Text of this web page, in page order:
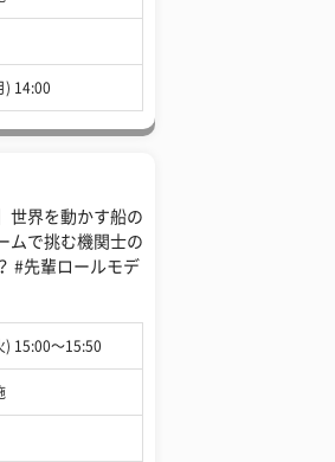
) 14:00
世界を動かす船の
ムで挑む機関士の
#先輩ロールモデ
) 15:00〜15:50